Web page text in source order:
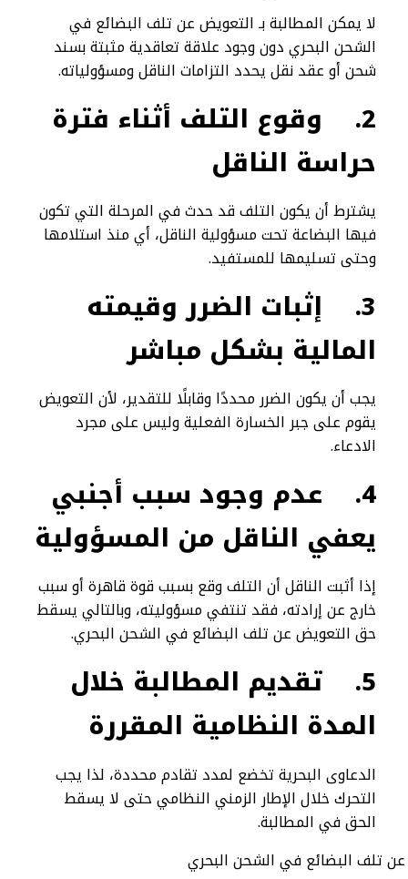
لا يمكن المطالبة بـ التعويض عن تلف البضائع في
الشحن البحري دون وجود علاقة تعاقدية مثبتة بسند
شحن أو عقد نقل يحدد التزامات الناقل ومسؤولياته.
2.
وقوع التلف أثناء فترة
حراسة الناقل
يشترط أن يكون التلف قد حدث في المرحلة التي تكون
فيها البضاعة تحت مسؤولية الناقل، أي منذ استلامها
وحتى تسليمها للمستفيد.
3.
إثبات الضرر وقيمته
المالية بشكل مباشر
يجب أن يكون الضرر محددًا وقابلًا للتقدير، لأن التعويض
يقوم على جبر الخسارة الفعلية وليس على مجرد
الادعاء.
4.
عدم وجود سبب أجنبي
يعفي الناقل من المسؤولية
إذا أثبت الناقل أن التلف وقع بسبب قوة قاهرة أو سبب
خارج عن إرادته، فقد تنتفي مسؤوليته، وبالتالي يسقط
حق التعويض عن تلف البضائع في الشحن البحري.
5.
تقديم المطالبة خلال
المدة النظامية المقررة
الدعاوى البحرية تخضع لمدد تقادم محددة، لذا يجب
التحرك خلال الإطار الزمني النظامي حتى لا يسقط
الحق في المطالبة.